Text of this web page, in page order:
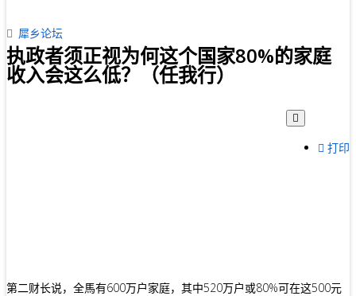
犀乡论坛
执政者须正视为何这个国家80%的家庭
收入会这么低？（任我行）
打印
第二财长说，全馬有600万户家庭，其中520万户或80%可在这500元